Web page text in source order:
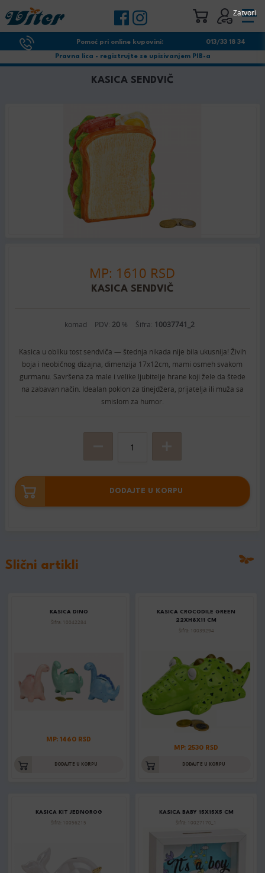
Pomoć pri online kupovini: 013/33 18 34
Pravna lica - registrujte se upisivanjem PIB-a
KASICA SENDVIČ
MP: 1610 RSD
KASICA SENDVIČ
komad PDV: 20% Šifra: 10037741_2
Kasica u obliku tost sendviča — štednja nikada nije bila ukusnija! Živih
boja i neobičnog dizajna, dimenzija 17x12cm, mami osmeh svakom
gurmanu. Savršena za male i velike ljubitelje hrane koji žele da štede
na zabavan način. Idealan poklon za tinejdžera, prijatelja ili muža sa
smislom za humor.
DODAJTE U KORPU
Slični artikli
KASICA DINO
Šifra: 10042284
MP: 1460 RSD
DODAJTE U KORPU
KASICA CROCODILE GREEN
22XH8X11 CM
Šifra: 10039294
MP: 2530 RSD
DODAJTE U KORPU
KASICA KIT JEDNOROG
Šifra: 10056215
KASICA BABY 15X15X5 CM
Šifra: 10027170_1
Zatvori